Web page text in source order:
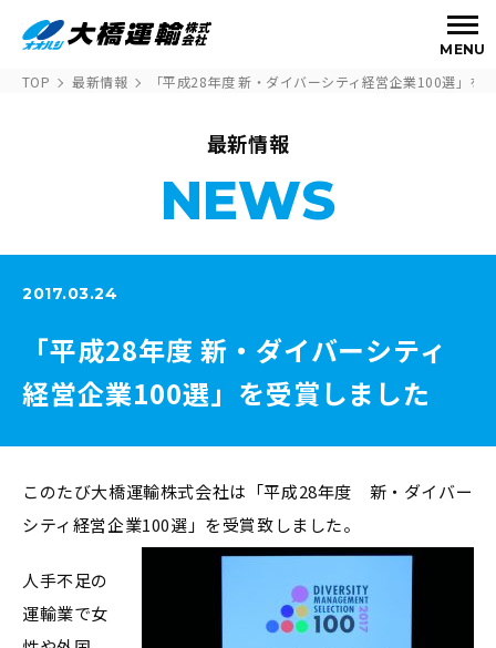
MENU
TOP 最新情報 「平成28年度 新・ダイバーシティ経営企業100選」を
最新情報
NEWS
2017.03.24
「平成28年度 新・ダイバーシティ
経営企業100選」を受賞しました
このたび大橋運輸株式会社は「平成28年度 新・ダイバー
シティ経営企業100選」を受賞致しました。
人手不足の
運輸業で女